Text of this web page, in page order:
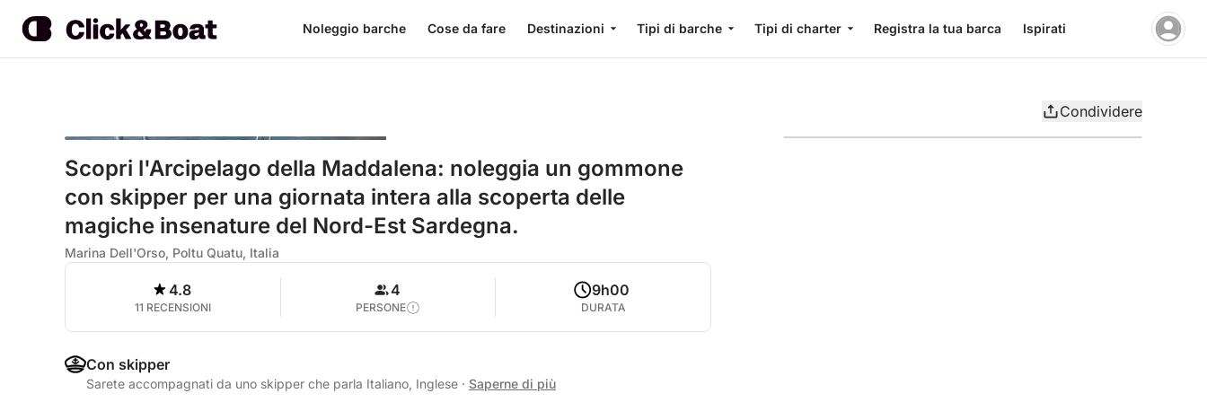
Noleggio barche Cose da fare Destinazioni Tipi di barche Tipi di charter Registra la tua barca Ispirati
Condividere
Scopri l'Arcipelago della Maddalena: noleggia un gommone
con skipper per una giornata intera alla scoperta delle
magiche insenature del Nord-Est Sardegna.
Marina Dell'Orso, Poltu Quatu, Italia
4.8
11 RECENSIONI
4
PERSONE
9h00
DURATA
Con skipper
Sarete accompagnati da uno skipper che parla Italiano, Inglese · Saperne di più